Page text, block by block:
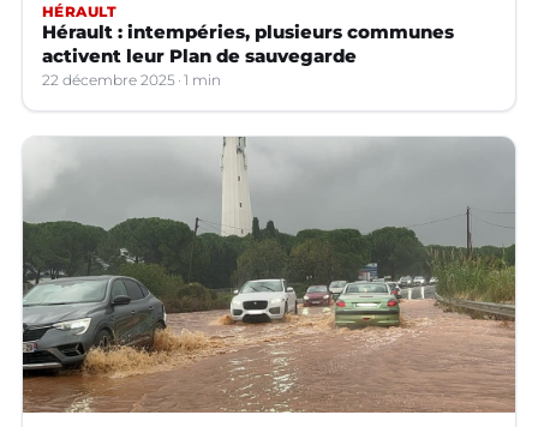
HÉRAULT
Hérault : intempéries, plusieurs communes
activent leur Plan de sauvegarde
22 décembre 2025 1 min